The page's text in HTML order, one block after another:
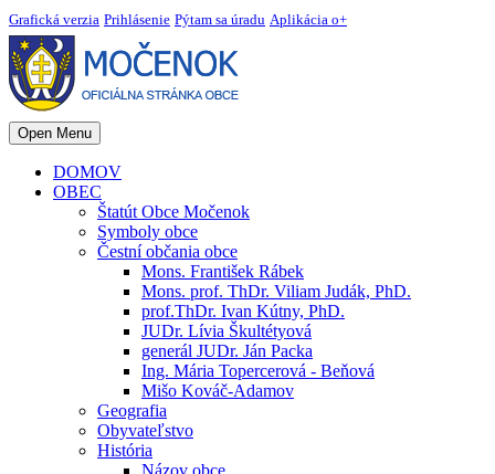
Grafická verzia Prihlásenie Pýtam sa úradu Aplikácia o+
Open Menu
DOMOV
OBEC
Štatút Obce Močenok
Symboly obce
Čestní občania obce
Mons. František Rábek
Mons. prof. ThDr. Viliam Judák, PhD.
prof.ThDr. Ivan Kútny, PhD.
JUDr. Lívia Škultétyová
generál JUDr. Ján Packa
Ing. Mária Topercerová - Beňová
Mišo Kováč-Adamov
Geografia
Obyvateľstvo
História
Názov obce